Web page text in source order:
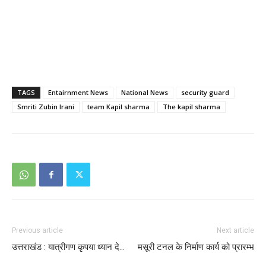
TAGS Entairnment News National News
security guard
Smriti Zubin Irani
team Kapil sharma The kapil sharma
Previous article
उत्तराखंड : यात्रीगण कृपया ध्यान दे…
Next article
मसूरी टनल के निर्माण कार्य को प्रारम्भ